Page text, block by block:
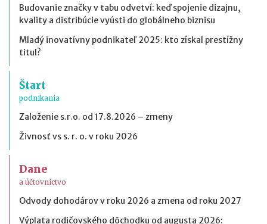
Budovanie značky v tabu odvetví: keď spojenie dizajnu,
kvality a distribúcie vyústi do globálneho biznisu
Mladý inovatívny podnikateľ 2025: kto získal prestížny
titul?
Štart
podnikania
Založenie s.r.o. od 17.8.2026 – zmeny
Živnosť vs s. r. o. v roku 2026
Dane
a účtovníctvo
Odvody dohodárov v roku 2026 a zmena od roku 2027
Výplata rodičovského dôchodku od augusta 2026: